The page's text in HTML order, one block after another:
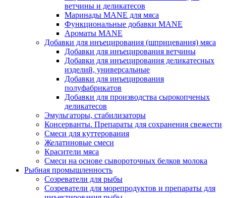
ветчины и деликатесов
Маринады MANE для мяса
Функциональные добавки MANE
Ароматы MANE
Добавки для инъецирования (шприцевания) мяса
Добавки для инъецирования ветчины
Добавки для инъецирования деликатесных
изделий, универсальные
Добавки для инъецирования
полуфабрикатов
Добавки для производства сырокопченых
деликатесов
Эмульгаторы, стабилизаторы
Консерванты. Препараты для сохранения свежести
Смеси для куттерования
Желатиновые смеси
Красители мяса
Смеси на основе сывороточных белков молока
Рыбная промышленность
Созреватели для рыбы
Созреватели для морепродуктов и препараты для